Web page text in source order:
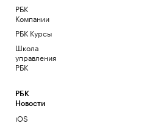
РБК
Компании
РБК Курсы
Школа
управления
РБК
РБК
Новости
iOS